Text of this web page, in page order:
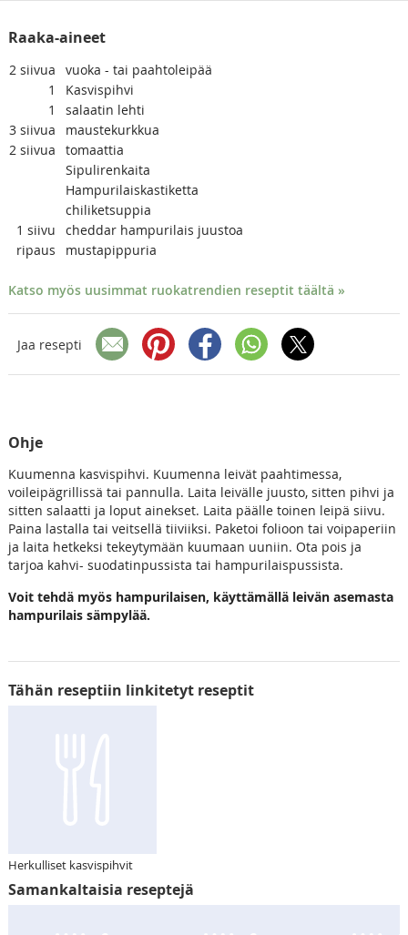
Raaka-aineet
2 siivua
vuoka - tai paahtoleipää
1
Kasvispihvi
1
salaatin lehti
3 siivua
maustekurkkua
2 siivua
tomaattia
Sipulirenkaita
Hampurilaiskastiketta
chiliketsuppia
1 siivu
cheddar hampurilais juustoa
ripaus
mustapippuria
Katso myös uusimmat ruokatrendien reseptit täältä »
Jaa resepti
Ohje
Kuumenna kasvispihvi. Kuumenna leivät paahtimessa,
voileipägrillissä tai pannulla. Laita leivälle juusto, sitten pihvi ja
sitten salaatti ja loput ainekset. Laita päälle toinen leipä siivu.
Paina lastalla tai veitsellä tiiviiksi. Paketoi folioon tai voipaperiin
ja laita hetkeksi tekeytymään kuumaan uuniin. Ota pois ja
tarjoa kahvi- suodatinpussista tai hampurilaispussista.
Voit tehdä myös hampurilaisen, käyttämällä leivän asemasta
hampurilais sämpylää.
Tähän reseptiin linkitetyt reseptit
Herkulliset kasvispihvit
Samankaltaisia reseptejä